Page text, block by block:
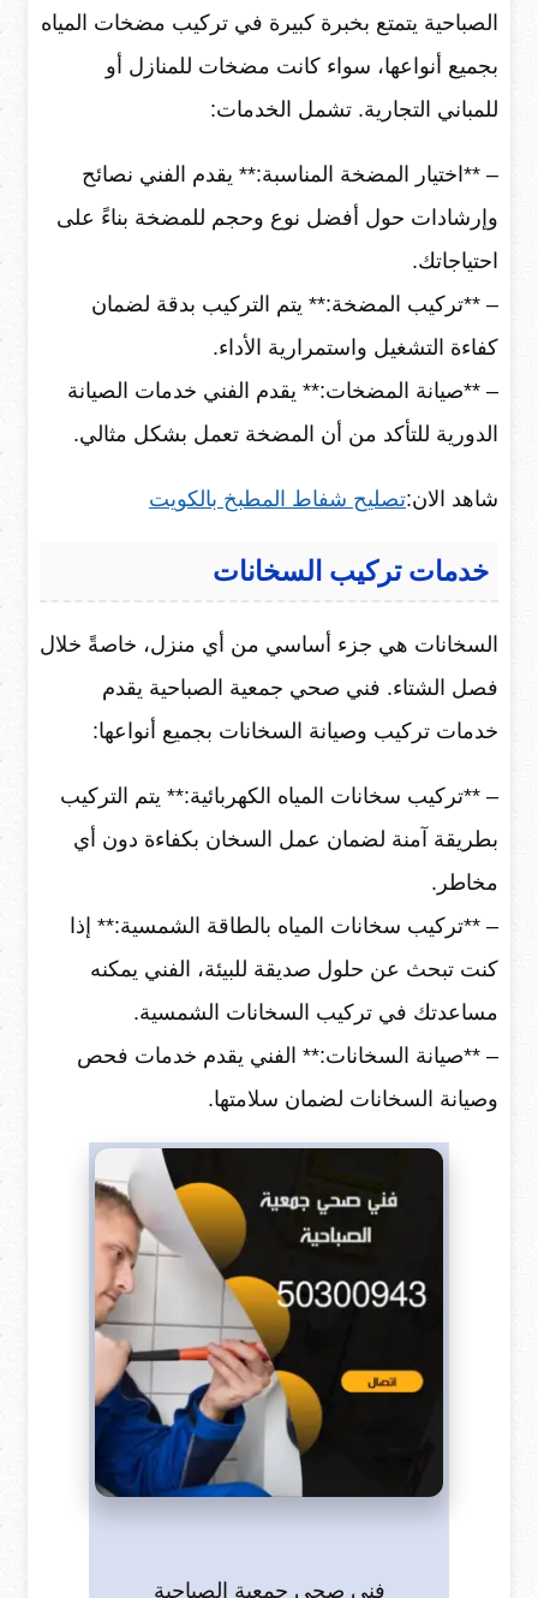
الصباحية يتمتع بخبرة كبيرة في تركيب مضخات المياه
بجميع أنواعها، سواء كانت مضخات للمنازل أو
للمباني التجارية. تشمل الخدمات:
– **اختيار المضخة المناسبة:** يقدم الفني نصائح
وإرشادات حول أفضل نوع وحجم للمضخة بناءً على
احتياجاتك.
– **تركيب المضخة:** يتم التركيب بدقة لضمان
كفاءة التشغيل واستمرارية الأداء.
– **صيانة المضخات:** يقدم الفني خدمات الصيانة
الدورية للتأكد من أن المضخة تعمل بشكل مثالي.
شاهد الان:تصليح شفاط المطبخ بالكويت
خدمات تركيب السخانات
السخانات هي جزء أساسي من أي منزل، خاصةً خلال
فصل الشتاء. فني صحي جمعية الصباحية يقدم
خدمات تركيب وصيانة السخانات بجميع أنواعها:
– **تركيب سخانات المياه الكهربائية:** يتم التركيب
بطريقة آمنة لضمان عمل السخان بكفاءة دون أي
مخاطر.
– **تركيب سخانات المياه بالطاقة الشمسية:** إذا
كنت تبحث عن حلول صديقة للبيئة، الفني يمكنه
مساعدتك في تركيب السخانات الشمسية.
– **صيانة السخانات:** الفني يقدم خدمات فحص
وصيانة السخانات لضمان سلامتها.
فني صحي جمعية الصباحية